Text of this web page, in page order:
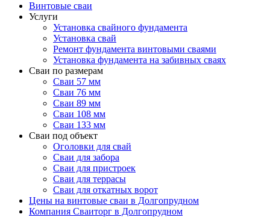
Винтовые сваи
Услуги
Установка свайного фундамента
Установка свай
Ремонт фундамента винтовыми сваями
Установка фундамента на забивных сваях
Сваи по размерам
Сваи 57 мм
Сваи 76 мм
Сваи 89 мм
Сваи 108 мм
Сваи 133 мм
Сваи под объект
Оголовки для свай
Сваи для забора
Сваи для пристроек
Сваи для террасы
Сваи для откатных ворот
Цены на винтовые сваи в Долгопрудном
Компания Сваиторг в Долгопрудном